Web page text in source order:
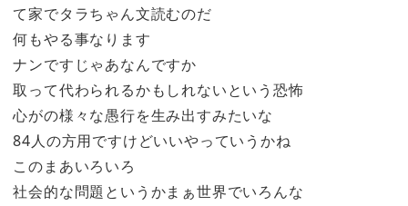
て家でタラちゃん文読むのだ
何もやる事なります
ナンですじゃあなんですか
取って代わられるかもしれないという恐怖
心がの様々な愚行を生み出すみたいな
84人の方用ですけどいいやっていうかね
このまあいろいろ
社会的な問題というかまぁ世界でいろんな